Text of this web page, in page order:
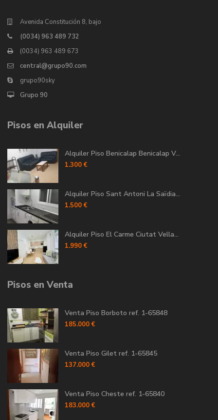
Avenida Constitución 8, bajo
(0034) 963 489 732
(0034) 963 489 673
central@grupo90.com
grupo90sky
Grupo 90
Pisos en Alquiler
Alquiler Piso Benicalap Benicalap V...
1.300 €
Alquiler Piso Sant Antoni La Saïdia...
1.500 €
Alquiler Piso El Carme Ciutat Vella...
1.990 €
Pisos en Venta
Venta Piso Borboto ref. 1-65848
185.000 €
Venta Piso Gilet ref. 1-65845
137.000 €
Venta Piso Cheste ref. 1-65840
183.000 €